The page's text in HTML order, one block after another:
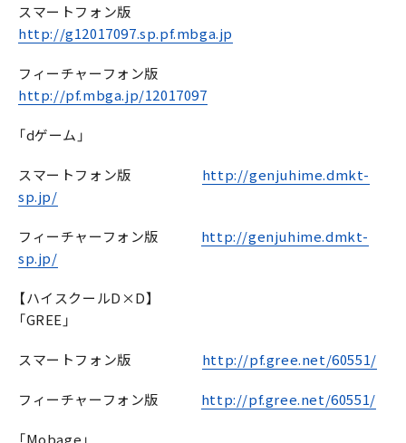
スマートフォン版
http://g12017097.sp.pf.mbga.jp
フィーチャーフォン版
http://pf.mbga.jp/12017097
「dゲーム」
スマートフォン版 http://genjuhime.dmkt-
sp.jp/
フィーチャーフォン版 http://genjuhime.dmkt-
sp.jp/
【ハイスクールD×D】
「GREE」
スマートフォン版 http://pf.gree.net/60551/
フィーチャーフォン版 http://pf.gree.net/60551/